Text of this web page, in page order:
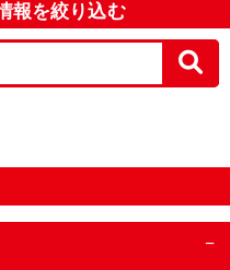
報を絞り込む
−